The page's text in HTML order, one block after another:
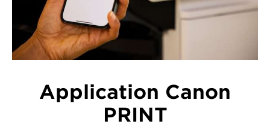
Application Canon
PRINT